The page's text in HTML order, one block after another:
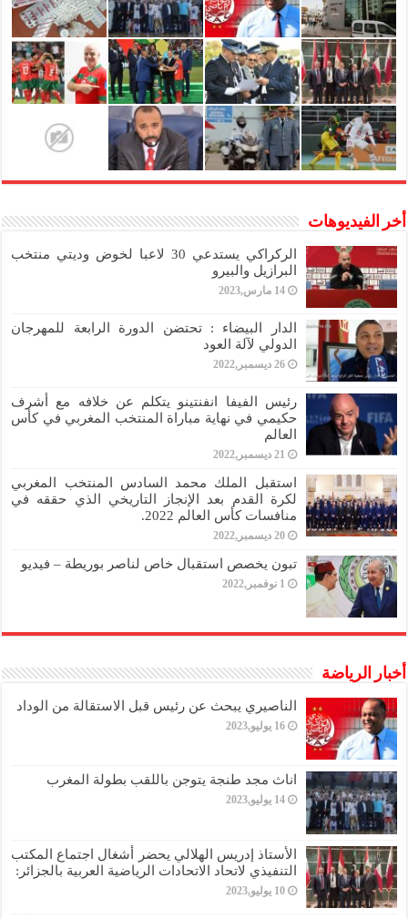
أخر الفيديوهات
الركراكي يستدعي 30 لاعبا لخوض وديتي منتخب
البرازيل والبيرو
14 مارس,2023
الدار البيضاء : تحتضن الدورة الرابعة للمهرجان
الدولي لآلة العود
26 ديسمبر,2022
رئيس الفيفا انفنتينو يتكلم عن خلافه مع أشرف
حكيمي في نهاية مباراة المنتخب المغربي في كأس
العالم
21 ديسمبر,2022
استقبل الملك محمد السادس المنتخب المغربي
لكرة القدم بعد الإنجاز التاريخي الذي حققه في
منافسات كأس العالم 2022.
20 ديسمبر,2022
تبون يخصص استقبال خاص لناصر بوريطة – فيديو
1 نوفمبر,2022
أخبار الرياضة
الناصيري يبحث عن رئيس قبل الاستقالة من الوداد
16 يوليو,2023
اناث مجد طنجة يتوجن باللقب بطولة المغرب
14 يوليو,2023
الأستاذ إدريس الهلالي يحضر أشغال اجتماع المكتب
التنفيذي لاتحاد الاتحادات الرياضية العربية بالجزائر:
10 يوليو,2023